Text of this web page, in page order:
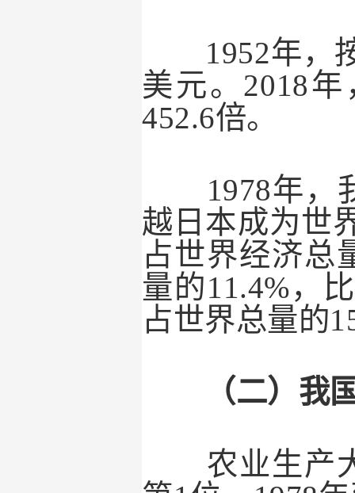
1952年，
美元。 2018年
452.6倍。
1978年，
越日本成为世
占世界经济总
量的11.4%，
占世界总量的
（二）我
农业生产大